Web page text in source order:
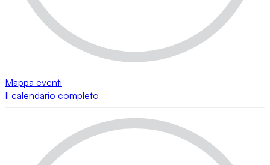
Mappa eventi
Il calendario completo